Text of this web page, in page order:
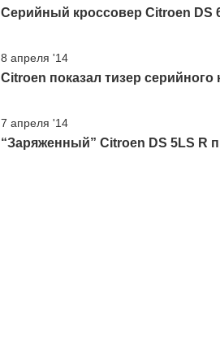
Серийный кроссовер Citroen DS
8 апреля '14
Citroen показал тизер серийного
7 апреля '14
“Заряженный” Citroen DS 5LS R